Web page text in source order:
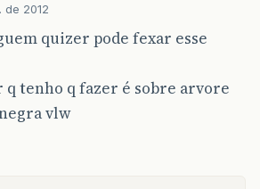
de 2012
quizer pode fexar esse
q tenho q fazer é sobre arvore
vlw